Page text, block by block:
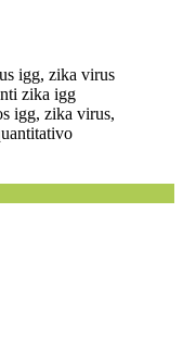
igg, zika virus
zika igg
igg, zika virus,